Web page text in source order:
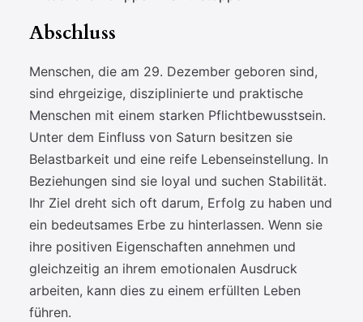
Abschluss
Menschen, die am 29. Dezember geboren sind,
sind ehrgeizige, disziplinierte und praktische
Menschen mit einem starken Pflichtbewusstsein.
Unter dem Einfluss von Saturn besitzen sie
Belastbarkeit und eine reife Lebenseinstellung. In
Beziehungen sind sie loyal und suchen Stabilität.
Ihr Ziel dreht sich oft darum, Erfolg zu haben und
ein bedeutsames Erbe zu hinterlassen. Wenn sie
ihre positiven Eigenschaften annehmen und
gleichzeitig an ihrem emotionalen Ausdruck
arbeiten, kann dies zu einem erfüllten Leben
führen.